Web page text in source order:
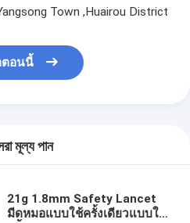
Town ,Huairou District
อนนี้
মূল্য পান
21g 1.8mm Safety Lancet
มีดหมอแบบใช้ครั้งเดียวแบบใช้